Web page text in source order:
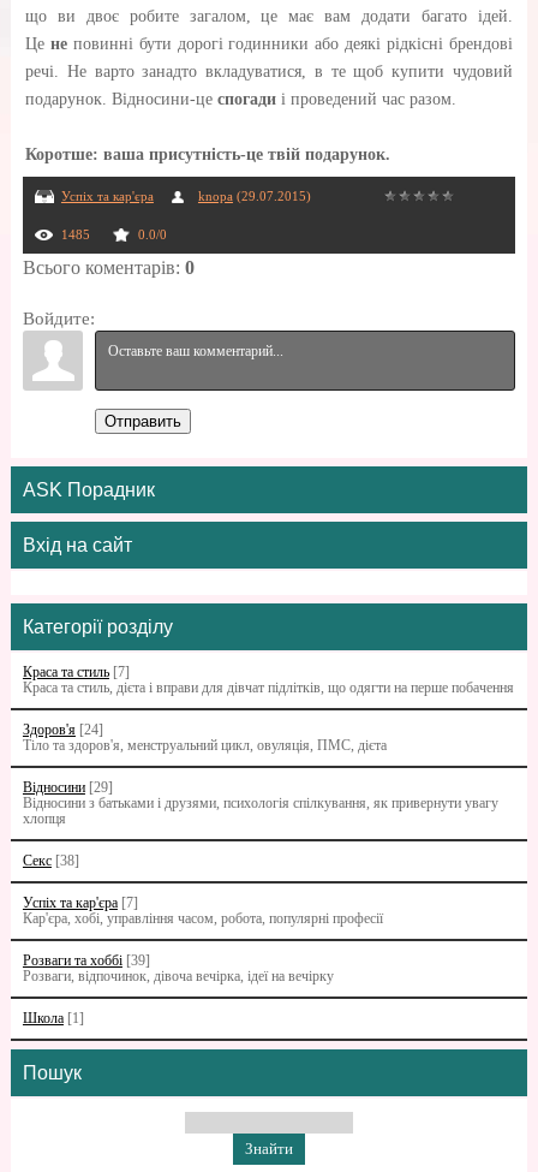
що ви двоє робите загалом, це має вам додати багато ідей.
Це не повинні бути дорогі годинники або деякі рідкісні брендові
речі. Не варто занадто вкладуватися, в те щоб купити чудовий
подарунок. Відносини-це спогади і проведений час разом.
Коротше: ваша присутність-це твій подарунок.
Успіх та кар'єра knopa (29.07.2015)
1485 0.0/0
Всього коментарів: 0
Войдите:
Отправить
ASK Порадник
Вхід на сайт
Категорії розділу
Краса та стиль [7]
Краса та стиль, дієта і вправи для дівчат підлітків, що одягти на перше побачення
Здоров'я [24]
Тіло та здоров'я, менструальний цикл, овуляція, ПМС, дієта
Відносини [29]
Відносини з батьками i друзями, психологія спілкування, як привернути увагу
хлопця
Секс [38]
Успіх та кар'єра [7]
Кар'єра, хобі, управління часом, робота, популярні професії
Розваги та хоббі [39]
Розваги, відпочинок, дівоча вечірка, ідеї на вечірку
Школа [1]
Пошук